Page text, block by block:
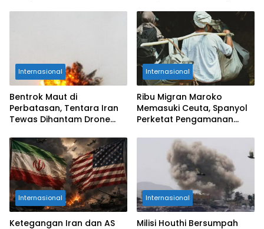
Ceuta
Internasional
Bentrok Maut di
Perbatasan, Tentara Iran
Tewas Dihantam Drone
Internasional
Ribu Migran Maroko
Memasuki Ceuta, Spanyol
Perketat Pengamanan
Internasional
Ketegangan Iran dan AS
Internasional
Milisi Houthi Bersumpah